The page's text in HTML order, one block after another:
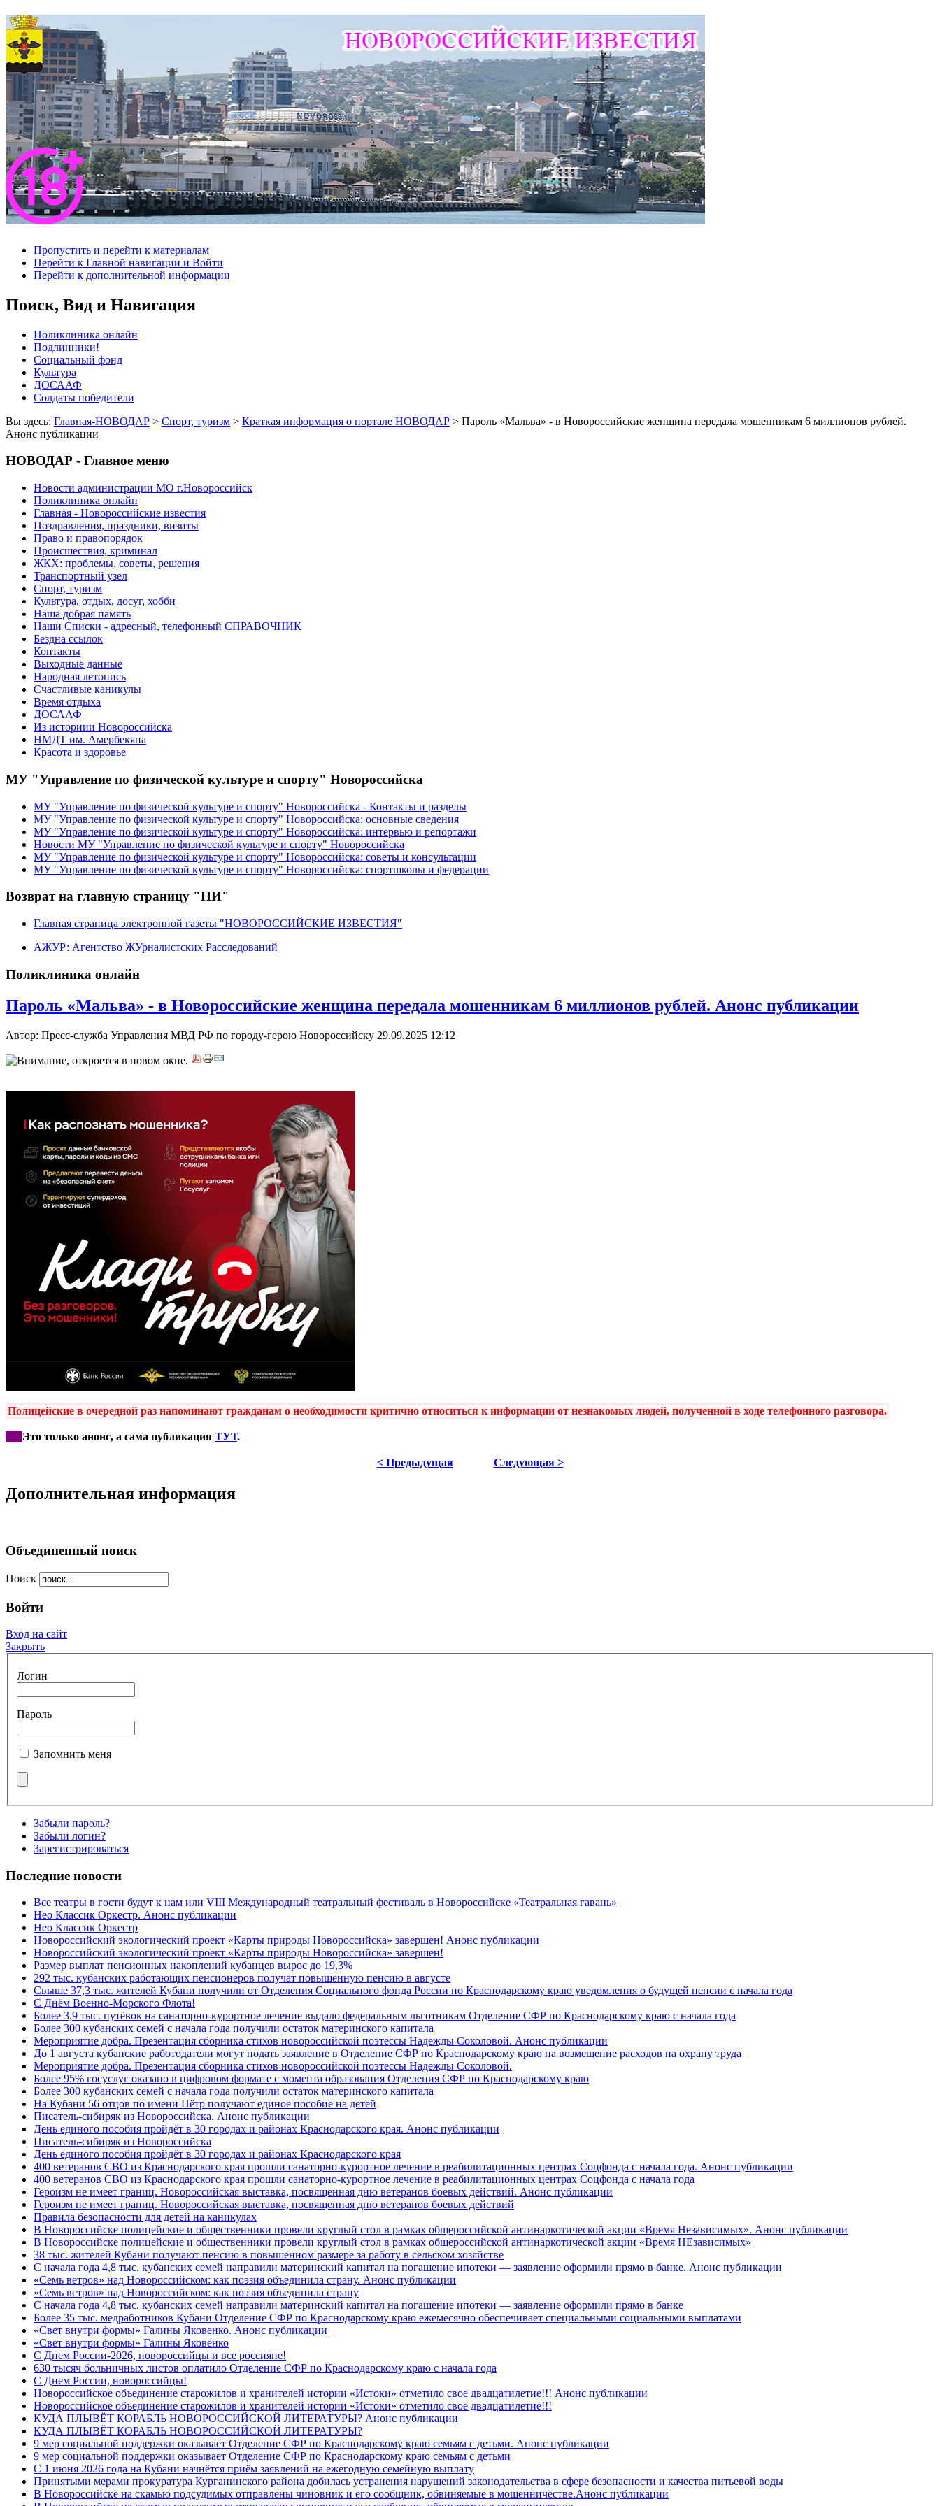
Пропустить и перейти к материалам
Перейти к Главной навигации и Войти
Перейти к дополнительной информации
Поиск, Вид и Навигация
Поликлиника онлайн
Подлинники!
Социальный фонд
Культура
ДОСААФ
Солдаты победители
Вы здесь: Главная-НОВОДАР > Спорт, туризм > Краткая информация о портале НОВОДАР > Пароль «Мальва» - в Новороссийские женщина передала мошенникам 6 миллионов рублей.
Анонс публикации
НОВОДАР - Главное меню
Новости администрации МО г.Новороссийск
Поликлиника онлайн
Главная - Новороссийские известия
Поздравления, праздники, визиты
Право и правопорядок
Происшествия, криминал
ЖКХ: проблемы, советы, решения
Транспортный узел
Спорт, туризм
Культура, отдых, досуг, хобби
Наша добрая память
Наши Списки - адресный, телефонный СПРАВОЧНИК
Бездна ссылок
Контакты
Выходные данные
Народная летопись
Счастливые каникулы
Время отдыха
ДОСААФ
Из историии Новороссийска
НМДТ им. Амербекяна
Красота и здоровье
МУ "Управление по физической культуре и спорту" Новороссийска
МУ "Управление по физической культуре и спорту" Новороссийска - Контакты и разделы
МУ "Управление по физической культуре и спорту" Новороссийска: основные сведения
МУ "Управление по физической культуре и спорту" Новороссийска: интервью и репортажи
Новости МУ "Управление по физической культуре и спорту" Новороссийска
МУ "Управление по физической культуре и спорту" Новороссийска: советы и консультации
МУ "Управление по физической культуре и спорту" Новороссийска: спортшколы и федерации
Возврат на главную страницу "НИ"
Главная страница электронной газеты "НОВОРОССИЙСКИЕ ИЗВЕСТИЯ"
АЖУР: Агентство ЖУрналистских Расследований
Поликлиника онлайн
Пароль «Мальва» - в Новороссийские женщина передала мошенникам 6 миллионов рублей. Анонс публикации
Автор: Пресс-служба Управления МВД РФ по городу-герою Новороссийску 29.09.2025 12:12
Полицейские в очередной раз напоминают гражданам о необходимости критично относиться к информации от незнакомых людей, полученной в ходе телефонного разговора.
Это только анонс, а сама публикация ТУТ.
< Предыдущая Следующая >
Дополнительная информация
Объединенный поиск
Поиск
Войти
Вход на сайт
Закрыть
Логин
Пароль
Запомнить меня
Забыли пароль?
Забыли логин?
Зарегистрироваться
Последние новости
Все театры в гости будут к нам или VIII Международный театральный фестиваль в Новороссийске «Театральная гавань»
Нео Классик Оркестр. Анонс публикации
Нео Классик Оркестр
Новороссийский экологический проект «Карты природы Новороссийска» завершен! Анонс публикации
Новороссийский экологический проект «Карты природы Новороссийска» завершен!
Размер выплат пенсионных накоплений кубанцев вырос до 19,3%
292 тыс. кубанских работающих пенсионеров получат повышенную пенсию в августе
Свыше 37,3 тыс. жителей Кубани получили от Отделения Социального фонда России по Краснодарскому краю уведомления о будущей пенсии с начала года
C Днём Военно-Морского Флота!
Более 3,9 тыс. путёвок на санаторно-курортное лечение выдало федеральным льготникам Отделение СФР по Краснодарскому краю с начала года
Более 300 кубанских семей с начала года получили остаток материнского капитала
Мероприятие добра. Презентация сборника стихов новороссийской поэтессы Надежды Соколовой. Анонс публикации
До 1 августа кубанские работодатели могут подать заявление в Отделение СФР по Краснодарскому краю на возмещение расходов на охрану труда
Мероприятие добра. Презентация сборника стихов новороссийской поэтессы Надежды Соколовой.
Более 95% госуслуг оказано в цифровом формате с момента образования Отделения СФР по Краснодарскому краю
Более 300 кубанских семей с начала года получили остаток материнского капитала
На Кубани 56 отцов по имени Пётр получают единое пособие на детей
Писатель-сибиряк из Новороссийска. Анонс публикации
День единого пособия пройдёт в 30 городах и районах Краснодарского края. Анонс публикации
Писатель-сибиряк из Новороссийска
День единого пособия пройдёт в 30 городах и районах Краснодарского края
400 ветеранов СВО из Краснодарского края прошли санаторно-курортное лечение в реабилитационных центрах Соцфонда с начала года. Анонс публикации
400 ветеранов СВО из Краснодарского края прошли санаторно-курортное лечение в реабилитационных центрах Соцфонда с начала года
Героизм не имеет границ. Новороссийская выставка, посвященная дню ветеранов боевых действий. Анонс публикации
Героизм не имеет границ. Новороссийская выставка, посвященная дню ветеранов боевых действий
Правила безопасности для детей на каникулах
В Новороссийске полицейские и общественники провели круглый стол в рамках общероссийской антинаркотической акции «Время Независимых». Анонс публикации
В Новороссийске полицейские и общественники провели круглый стол в рамках общероссийской антинаркотической акции «Время НЕзависимых»
38 тыс. жителей Кубани получают пенсию в повышенном размере за работу в сельском хозяйстве
С начала года 4,8 тыс. кубанских семей направили материнский капитал на погашение ипотеки — заявление оформили прямо в банке. Анонс публикации
«Семь ветров» над Новороссийском: как поэзия объединила страну. Анонс публикации
«Семь ветров» над Новороссийском: как поэзия объединила страну
С начала года 4,8 тыс. кубанских семей направили материнский капитал на погашение ипотеки — заявление оформили прямо в банке
Более 35 тыс. медработников Кубани Отделение СФР по Краснодарскому краю ежемесячно обеспечивает специальными социальными выплатами
«Свет внутри формы» Галины Яковенко. Анонс публикации
«Свет внутри формы» Галины Яковенко
C Днем России-2026, новороссийцы и все россияне!
630 тысяч больничных листов оплатило Отделение СФР по Краснодарскому краю с начала года
C Днем России, новороссийцы!
Новороссийское объединение старожилов и хранителей истории «Истоки» отметило свое двадцатилетие!!! Анонс публикации
Новороссийское объединение старожилов и хранителей истории «Истоки» отметило свое двадцатилетие!!!
КУДА ПЛЫВЁТ КОРАБЛЬ НОВОРОССИЙСКОЙ ЛИТЕРАТУРЫ? Анонс публикации
КУДА ПЛЫВЁТ КОРАБЛЬ НОВОРОССИЙСКОЙ ЛИТЕРАТУРЫ?
9 мер социальной поддержки оказывает Отделение СФР по Краснодарскому краю семьям с детьми. Анонс публикации
9 мер социальной поддержки оказывает Отделение СФР по Краснодарскому краю семьям с детьми
С 1 июня 2026 года на Кубани начнётся приём заявлений на ежегодную семейную выплату
Принятыми мерами прокуратура Курганинского района добилась устранения нарушений законодательства в сфере безопасности и качества питьевой воды
В Новороссийске на скамью подсудимых отправлены чиновник и его сообщник, обвиняемые в мошенничестве.Анонс публикации